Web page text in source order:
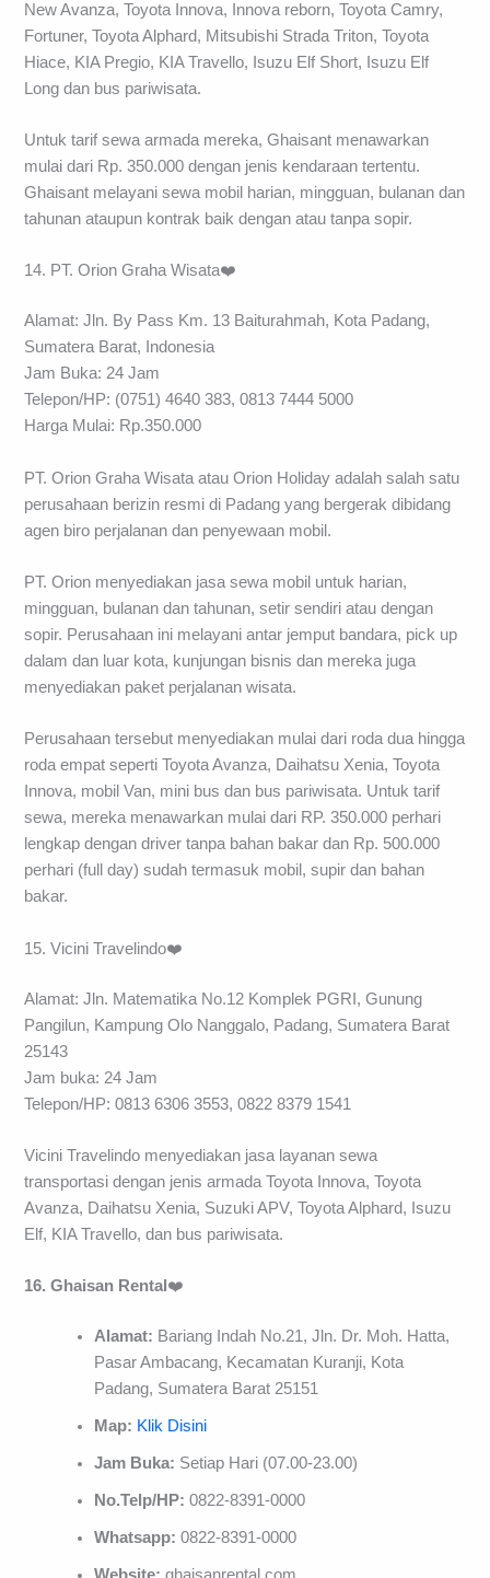
New Avanza, Toyota Innova, Innova reborn, Toyota Camry,
Fortuner, Toyota Alphard, Mitsubishi Strada Triton, Toyota
Hiace, KIA Pregio, KIA Travello, Isuzu Elf Short, Isuzu Elf
Long dan bus pariwisata.
Untuk tarif sewa armada mereka, Ghaisant menawarkan
mulai dari Rp. 350.000 dengan jenis kendaraan tertentu.
Ghaisant melayani sewa mobil harian, mingguan, bulanan dan
tahunan ataupun kontrak baik dengan atau tanpa sopir.
14. PT. Orion Graha Wisata❤️
Alamat: Jln. By Pass Km. 13 Baiturahmah, Kota Padang,
Sumatera Barat, Indonesia
Jam Buka: 24 Jam
Telepon/HP: (0751) 4640 383, 0813 7444 5000
Harga Mulai: Rp.350.000
PT. Orion Graha Wisata atau Orion Holiday adalah salah satu
perusahaan berizin resmi di Padang yang bergerak dibidang
agen biro perjalanan dan penyewaan mobil.
PT. Orion menyediakan jasa sewa mobil untuk harian,
mingguan, bulanan dan tahunan, setir sendiri atau dengan
sopir. Perusahaan ini melayani antar jemput bandara, pick up
dalam dan luar kota, kunjungan bisnis dan mereka juga
menyediakan paket perjalanan wisata.
Perusahaan tersebut menyediakan mulai dari roda dua hingga
roda empat seperti Toyota Avanza, Daihatsu Xenia, Toyota
Innova, mobil Van, mini bus dan bus pariwisata. Untuk tarif
sewa, mereka menawarkan mulai dari RP. 350.000 perhari
lengkap dengan driver tanpa bahan bakar dan Rp. 500.000
perhari (full day) sudah termasuk mobil, supir dan bahan
bakar.
15. Vicini Travelindo❤️
Alamat: Jln. Matematika No.12 Komplek PGRI, Gunung
Pangilun, Kampung Olo Nanggalo, Padang, Sumatera Barat
25143
Jam buka: 24 Jam
Telepon/HP: 0813 6306 3553, 0822 8379 1541
Vicini Travelindo menyediakan jasa layanan sewa
transportasi dengan jenis armada Toyota Innova, Toyota
Avanza, Daihatsu Xenia, Suzuki APV, Toyota Alphard, Isuzu
Elf, KIA Travello, dan bus pariwisata.
16. Ghaisan Rental ❤️
Alamat: Bariang Indah No.21, Jln. Dr. Moh. Hatta,
Pasar Ambacang, Kecamatan Kuranji, Kota
Padang, Sumatera Barat 25151
Map: Klik Disini
Jam Buka: Setiap Hari (07.00-23.00)
No.Telp/HP: 0822-8391-0000
Whatsapp:0822-8391-0000